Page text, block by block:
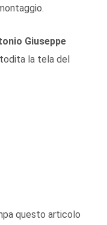
Giuseppe
la tela del
questo articolo